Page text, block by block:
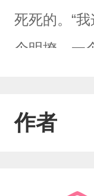
死死的。“
个明撩，一
作者